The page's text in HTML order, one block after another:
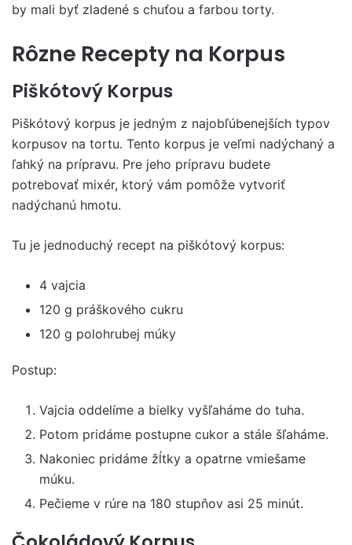
by mali byť zladené s chuťou a farbou torty.
Rôzne Recepty na Korpus
Piškótový Korpus
Piškótový korpus je jedným z najobľúbenejších typov
korpusov na tortu. Tento korpus je veľmi nadýchaný a
ľahký na prípravu. Pre jeho prípravu budete
potrebovať mixér, ktorý vám pomôže vytvoriť
nadýchanú hmotu.
Tu je jednoduchý recept na piškótový korpus:
4 vajcia
120 g práškového cukru
120 g polohrubej múky
Postup:
Vajcia oddelíme a bielky vyšľaháme do tuha.
Potom pridáme postupne cukor a stále šľaháme.
Nakoniec pridáme žĺtky a opatrne vmiešame
múku.
Pečieme v rúre na 180 stupňov asi 25 minút.